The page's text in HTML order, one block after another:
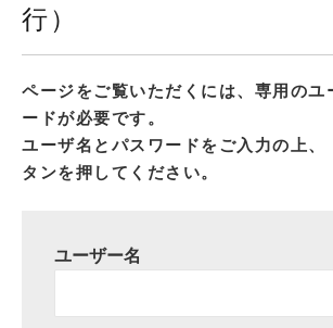
行）
ページをご覧いただくには、専用のユ
ードが必要です。
ユーザ名とパスワードをご入力の上、
タンを押してください。
ユーザー名